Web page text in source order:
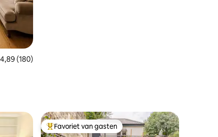
beoordeling van 4,89 uit 5, 180 recensies
4,89 (180)
Topfavoriet van gasten
Favoriet van gasten